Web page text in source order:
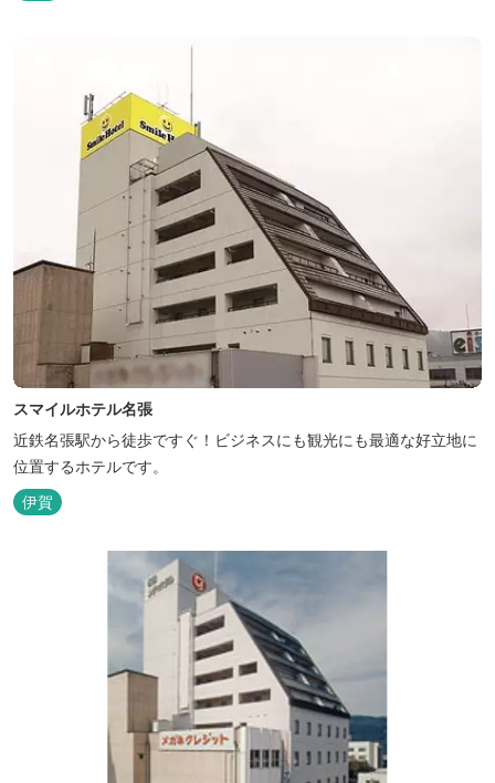
スマイルホテル名張
近鉄名張駅から徒歩ですぐ！ビジネスにも観光にも最適な好立地に
位置するホテルです。
伊賀